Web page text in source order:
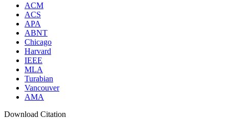
ACM
ACS
APA
ABNT
Chicago
Harvard
IEEE
MLA
Turabian
Vancouver
AMA
Download Citation